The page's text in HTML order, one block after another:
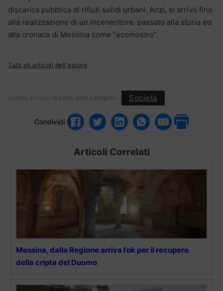
discarica pubblica di rifiuti solidi urbani. Anzi, si arrivò fino
alla realizzazione di un inceneritore, passato alla storia ed
alla cronaca di Messina come “ecomostro”.
Tutti gli articoli dell'autore
Questo articolo fa parte delle categorie: Società
Condividi
Articoli Correlati
Messina, dalla Regione arriva l’ok per il recupero
della cripta del Duomo